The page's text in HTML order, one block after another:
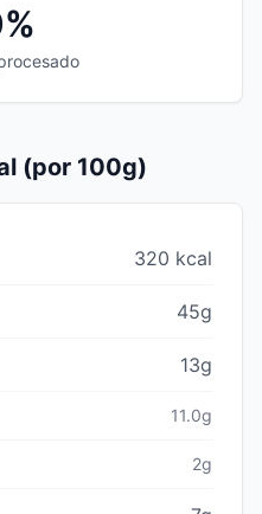
(por 100g)
320 kcal
45g
13g
11.0g
2g